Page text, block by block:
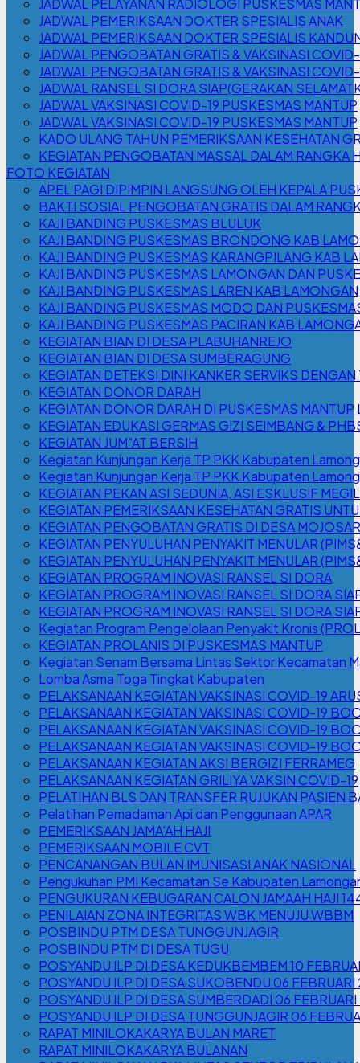
JADWAL PELAYANAN RADIOLOGI PUSKESMAS
JADWAL PEMERIKSAAN DOKTER SPESIALIS ANAK
JADWAL PEMERIKSAAN DOKTER SPESIALIS
JADWAL PENGOBATAN GRATIS & VAKSINASI
JADWAL PENGOBATAN GRATIS & VAKSINASI
JADWAL RANSEL SI DORA SIAP(GERAKAN
JADWAL VAKSINASI COVID-19 PUSKESMAS MANTUP
JADWAL VAKSINASI COVID-19 PUSKESMAS MANTUP
KADO ULANG TAHUN PEMERIKSAAN KESEHATAN
KEGIATAN PENGOBATAN MASSAL DALAM RANGKA
FOTO KEGIATAN
APEL PAGI DIPIMPIN LANGSUNG OLEH KEPALA
BAKTI SOSIAL PENGOBATAN GRATIS DALAM
KAJI BANDING PUSKESMAS BLULUK
KAJI BANDING PUSKESMAS BRONDONG KAB
KAJI BANDING PUSKESMAS KARANGPILANG KAB
KAJI BANDING PUSKESMAS LAMONGAN DAN
KAJI BANDING PUSKESMAS LAREN KAB LAMONGAN
KAJI BANDING PUSKESMAS MODO DAN
KAJI BANDING PUSKESMAS PACIRAN KAB
KEGIATAN BIAN DI DESA PLABUHANREJO
KEGIATAN BIAN DI DESA SUMBERAGUNG
KEGIATAN DETEKSI DINI KANKER SERVIKS DENGAN
KEGIATAN DONOR DARAH
KEGIATAN DONOR DARAH DI PUSKESMAS
KEGIATAN EDUKASI GERMAS GIZI SEIMBANG &
KEGIATAN JUM"AT BERSIH
Kegiatan Kunjungan Kerja TP PKK Kabupaten
Kegiatan Kunjungan Kerja TP PKK Kabupaten
KEGIATAN PEKAN ASI SEDUNIA, ASI ESKLUSIF
KEGIATAN PEMERIKSAAN KESEHATAN GRATIS
KEGIATAN PENGOBATAN GRATIS DI DESA
KEGIATAN PENYULUHAN PENYAKIT MENULAR
KEGIATAN PENYULUHAN PENYAKIT MENULAR
KEGIATAN PROGRAM INOVASI RANSEL SI DORA
KEGIATAN PROGRAM INOVASI RANSEL SI DORA
KEGIATAN PROGRAM INOVASI RANSEL SI DORA
Kegiatan Program Pengelolaan Penyakit Kronis
KEGIATAN PROLANIS DI PUSKESMAS MANTUP
Kegiatan Senam Bersama Lintas Sektor Kecamatan
Lomba Asma Toga Tingkat Kabupaten
PELAKSANAAN KEGIATAN VAKSINASI COVID-19
PELAKSANAAN KEGIATAN VAKSINASI COVID-19
PELAKSANAAN KEGIATAN VAKSINASI COVID-19
PELAKSANAAN KEGIATAN VAKSINASI COVID-19
PELAKSANAAN KEGIATAN AKSI BERGIZI FERRAMEG
PELAKSANAAN KEGIATAN GRILIYA VAKSIN COVID-19
PELATIHAN BLS DAN TRANSFER RUJUKAN PASIEN
Pelatihan Pemadaman Api dan Penggunaan APAR
PEMERIKSAAN JAMA'AH HAJI
PEMERIKSAAN MOBILE CVT
PENCANANGAN BULAN IMUNISASI ANAK NASIONAL
Pengukuhan PMI Kecamatan Se Kabupaten
PENGUKURAN KEBUGARAN CALON JAMAAH HAJI
PENILAIAN ZONA INTEGRITAS WBK MENUJU WBBM
POSBINDU PTM DESA TUNGGUNJAGIR
POSBINDU PTM DI DESA TUGU
POSYANDU ILP DI DESA KEDUKBEMBEM 10
POSYANDU ILP DI DESA SUKOBENDU 06
POSYANDU ILP DI DESA SUMBERDADI 06
POSYANDU ILP DI DESA TUNGGUNJAGIR 06
RAPAT MINILOKAKARYA BULAN MARET
RAPAT MINILOKAKARYA BULANAN